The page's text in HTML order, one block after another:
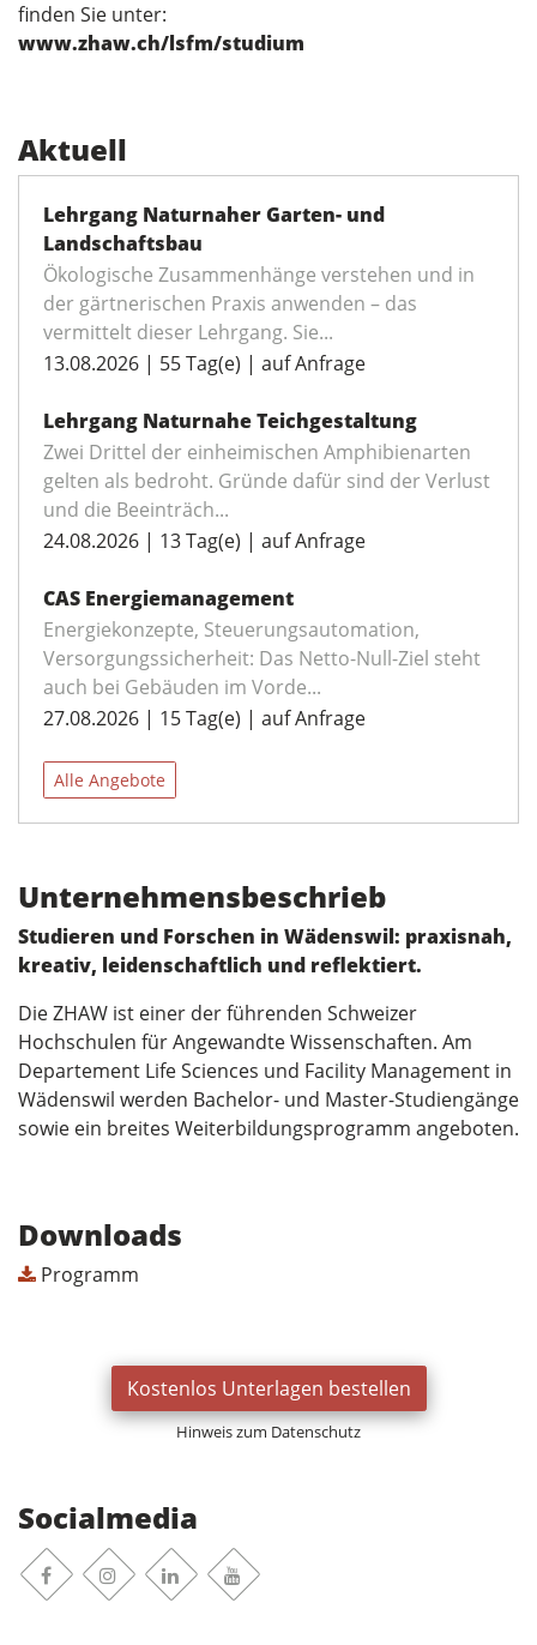
finden Sie unter:
www.zhaw.ch/lsfm/studium
Aktuell
Lehrgang Naturnaher Garten- und
Landschaftsbau
Ökologische Zusammenhänge verstehen und in
der gärtnerischen Praxis anwenden – das
vermittelt dieser Lehrgang. Sie...
13.08.2026 | 55 Tag(e) | auf Anfrage
Lehrgang Naturnahe Teichgestaltung
Zwei Drittel der einheimischen Amphibienarten
gelten als bedroht. Gründe dafür sind der Verlust
und die Beeinträch...
24.08.2026 | 13 Tag(e) | auf Anfrage
CAS Energiemanagement
Energiekonzepte, Steuerungsautomation,
Versorgungssicherheit: Das Netto-Null-Ziel steht
auch bei Gebäuden im Vorde...
27.08.2026 | 15 Tag(e) | auf Anfrage
Alle Angebote
Unternehmensbeschrieb
Studieren und Forschen in Wädenswil: praxisnah,
kreativ, leidenschaftlich und reflektiert.
Die ZHAW ist einer der führenden Schweizer
Hochschulen für Angewandte Wissenschaften. Am
Departement Life Sciences und Facility Management in
Wädenswil werden Bachelor- und Master-Studiengänge
sowie ein breites Weiterbildungsprogramm angeboten.
Downloads
Programm
Kostenlos Unterlagen bestellen
Hinweis zum Datenschutz
Socialmedia
FacebookInstagramLinkedinYoutube